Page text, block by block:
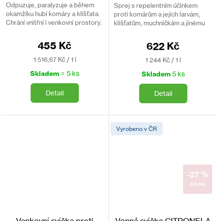
Odpuzuje, paralyzuje a během
okamžiku hubí komáry a klíšťata.
Chrání vnitřní i venkovní prostory.
455 Kč
Měrná
1 516,67 Kč / 1 l
Skladem > 5 ks
Detail
Sprej s repelentním účinkem
proti komárům a jejich larvám,
klíšťatům, muchničkám a jinému
622 Kč
Měrná
1 244 Kč / 1 l
Skladem 5 ks
Detail
Vyrobeno v ČR
62 Kč
-27 %